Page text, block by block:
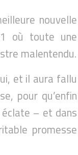
nouvelle
où toute une
malentendu.
et il aura fallu
pour qu’enfin
éclate – et dans
promesse